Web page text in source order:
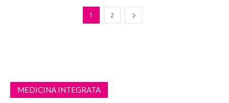
1 2
MEDICINA INTEGRATA